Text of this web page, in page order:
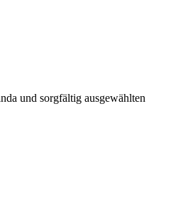
und sorgfältig ausgewählten